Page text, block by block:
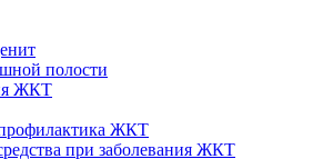
полости
ЖКТ
ЖКТ
при заболевания ЖКТ